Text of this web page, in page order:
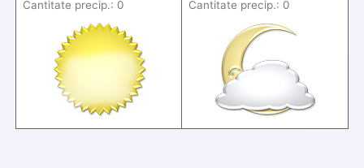
Cantitate precip.: 0
Cantitate precip.: 0